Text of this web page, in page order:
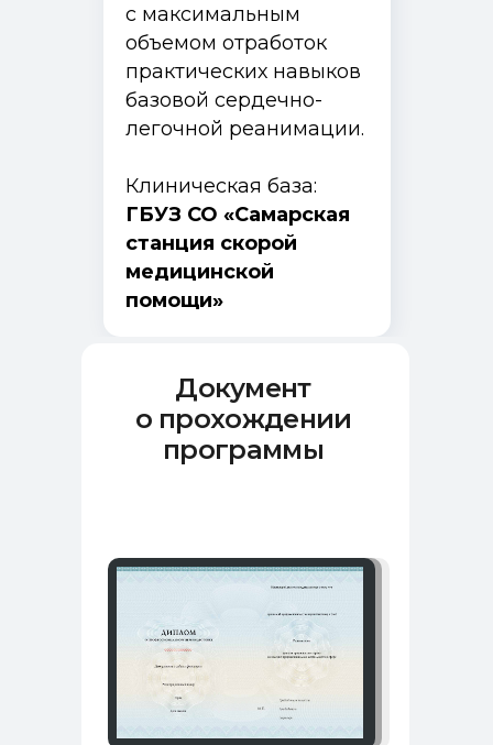
с максимальным
объемом отработок
практических навыков
базовой сердечно-
легочной реанимации.
Клиническая база:
ГБУЗ СО «Самарская
станция скорой
медицинской
помощи»
Документ
о прохождении
программы